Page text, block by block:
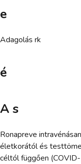
e
Adagolás rk
é
A s
Ronapreve
életkorától és
céltól függően